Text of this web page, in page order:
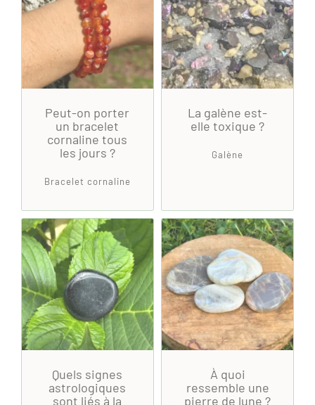
Peut-on porter
un bracelet
cornaline tous
les jours ?
Bracelet cornaline
La galène est-
elle toxique ?
Galène
Quels signes
astrologiques
sont liés à la
À quoi
ressemble une
pierre de lune ?